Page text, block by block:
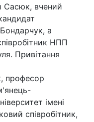
Сасюк, вчений
а
НПП
Привітання
професор
імені
співробітник,